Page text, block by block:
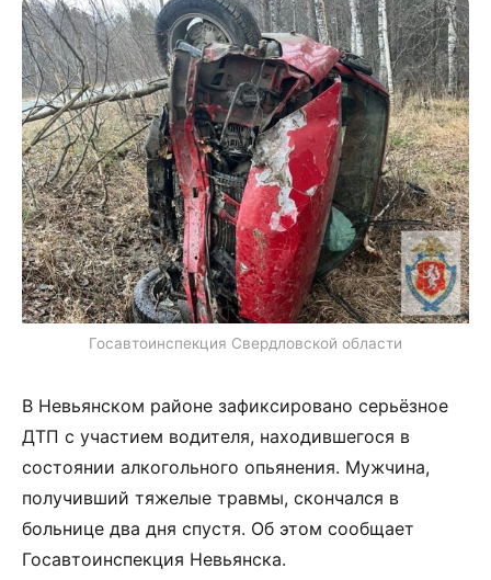
Госавтоинспекция Свердловской области
В Невьянском районе зафиксировано серьёзное
ДТП с участием водителя, находившегося в
состоянии алкогольного опьянения. Мужчина,
получивший тяжелые травмы, скончался в
больнице два дня спустя. Об этом сообщает
Госавтоинспекция Невьянска.